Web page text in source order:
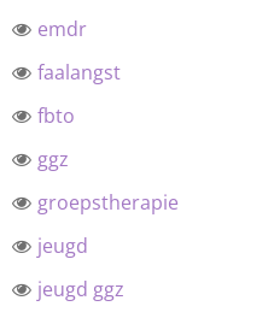
emdr
faalangst
fbto
ggz
groepstherapie
jeugd
jeugd ggz